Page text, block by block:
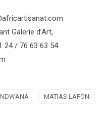
Galerie d’Art,
24 / 76 63 63 54
MATIAS LAFON